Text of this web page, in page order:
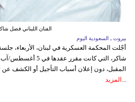
الفنان اللبناني فضل
بيروت ـ السعودية اليوم
أجّلت المحكمة العسكرية في لبنان، الأربعاء،
المقبل، دون إعلان أسباب التأجيل أو الكشف عن
المزيد